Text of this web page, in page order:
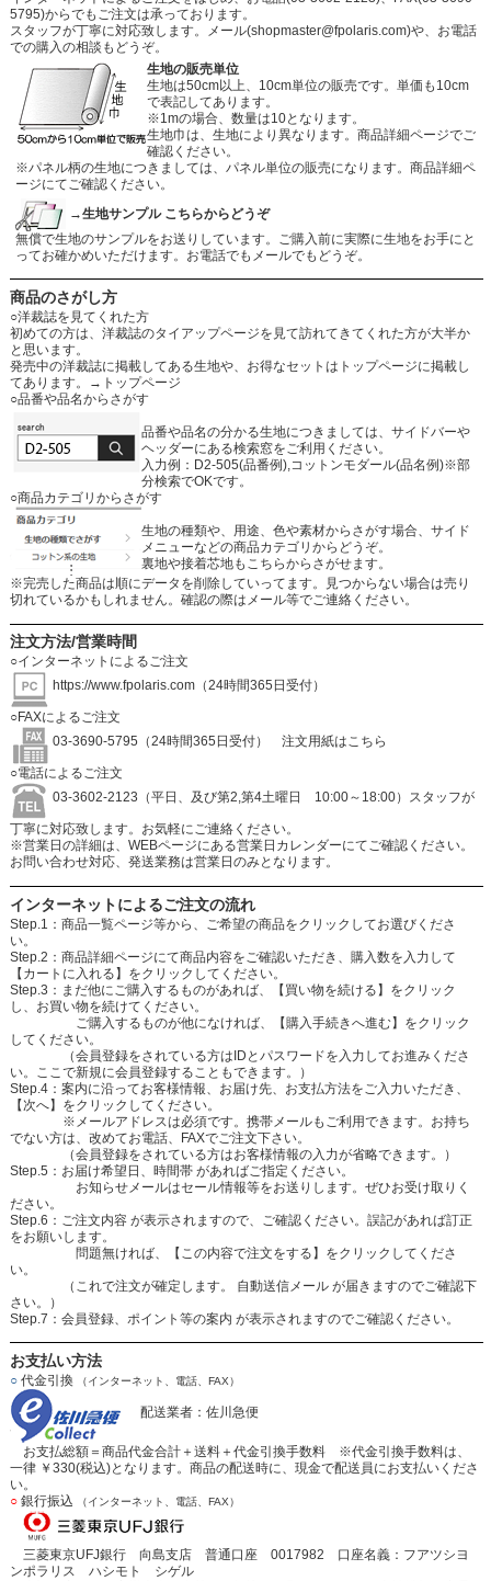
5795)からでもご注文は承っております。
スタッフが丁寧に対応致します。メール(shopmaster@fpolaris.com)や、お電話
での購入の相談もどうぞ。
生地の販売単位
生地は50cm以上、10cm単位の販売です。単価も10cm
で表記してあります。
※1mの場合、数量は10となります。
生地巾は、生地により異なります。商品詳細ページでご
確認ください。
※パネル柄の生地につきましては、パネル単位の販売になります。商品詳細ペ
ージにてご確認ください。
→生地サンプル こちらからどうぞ
無償で生地のサンプルをお送りしています。ご購入前に実際に生地をお手にと
ってお確かめいただけます。お電話でもメールでもどうぞ。
商品のさがし方
○洋裁誌を見てくれた方
初めての方は、洋裁誌のタイアップページを見て訪れてきてくれた方が大半か
と思います。
発売中の洋裁誌に掲載してある生地や、お得なセットはトップページに掲載し
てあります。
→トップページ
○品番や品名からさがす
品番や品名の分かる生地につきましては、サイドバーや
ヘッダーにある検索窓をご利用ください。
入力例：D2-505(品番例),コットンモダール(品名例)※部
分検索でOKです。
○商品カテゴリからさがす
生地の種類や、用途、色や素材からさがす場合、サイド
メニューなどの商品カテゴリからどうぞ。
裏地や接着芯地もこちらからさがせます。
※完売した商品は順にデータを削除していってます。見つからない場合は売り
切れているかもしれません。確認の際はメール等でご連絡ください。
注文方法/営業時間
○インターネットによるご注文
https://www.fpolaris.com（24時間365日受付）
○FAXによるご注文
03-3690-5795（24時間365日受付）
注文用紙はこちら
○電話によるご注文
03-3602-2123（平日、及び第2,第4土曜日 10:00～18:00）スタッフが
丁寧に対応致します。お気軽にご連絡ください。
※営業日の詳細は、WEBページにある営業日カレンダーにてご確認ください。
お問い合わせ対応、発送業務は営業日のみとなります。
インターネットによるご注文の流れ
Step.1：商品一覧ページ等から、ご希望の商品をクリックしてお選びくださ
い。
Step.2：商品詳細ページにて商品内容をご確認いただき、購入数を入力して
【カートに入れる】をクリックしてください。
Step.3：まだ他にご購入するものがあれば、【買い物を続ける】をクリック
し、お買い物を続けてください。
ご購入するものが他になければ、【購入手続きへ進む】をクリック
してください。
（会員登録をされている方はIDとパスワードを入力してお進みくださ
い。ここで新規に会員登録することもできます。）
Step.4：案内に沿ってお客様情報、お届け先、お支払方法をご入力いただき、
【次へ】をクリックしてください。
※メールアドレスは必須です。携帯メールもご利用できます。お持ち
でない方は、改めてお電話、FAXでご注文下さい。
（会員登録をされている方はお客様情報の入力が省略できます。）
Step.5：お届け希望日、時間帯 があればご指定ください。
お知らせメールはセール情報等をお送りします。ぜひお受け取りく
ださい。
Step.6：ご注文内容 が表示されますので、ご確認ください。誤記があれば訂正
をお願いします。
問題無ければ、【この内容で注文をする】をクリックしてくださ
い。
（これで注文が確定します。 自動送信メール が届きますのでご確認下
さい。）
Step.7：会員登録、ポイント等の案内 が表示されますのでご確認ください。
お支払い方法
○代金引換 （インターネット、電話、FAX）
配送業者：佐川急便
お支払総額＝商品代金合計＋送料＋代金引換手数料 ※代金引換手数料は、
一律 ￥330(税込)となります。商品の配送時に、現金で配送員にお支払いくださ
い。
○銀行振込 （インターネット、電話、FAX）
三菱東京UFJ銀行 向島支店 普通口座 0017982 口座名義：フアツシヨ
ンポラリス ハシモト シゲル